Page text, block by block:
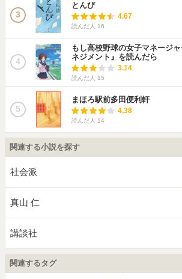
3
とんび
4.67
読んだ人 16
4
もし高校野球の女子マネージ
ネジメント』を読んだら
3.14
読んだ人 15
5
まほろ駅前多田便利軒
4.38
読んだ人 14
関連する小説を探す
社会派
真山 仁
講談社
関連するタグ